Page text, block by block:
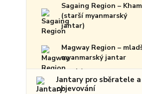
Sagaing Region –
(starší myanmarský
jantar)
Magway Region –
myanmarský jantar
Jantary pro sběratele a
objevování